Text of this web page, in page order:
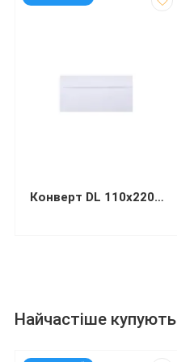
Конверт DL 110х220мм білий СКЛ (термоупаковка)
Найчастіше купують